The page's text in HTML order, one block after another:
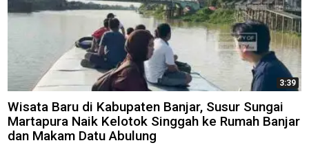
3:39
Wisata Baru di Kabupaten Banjar, Susur Sungai
Martapura Naik Kelotok Singgah ke Rumah Banjar
dan Makam Datu Abulung